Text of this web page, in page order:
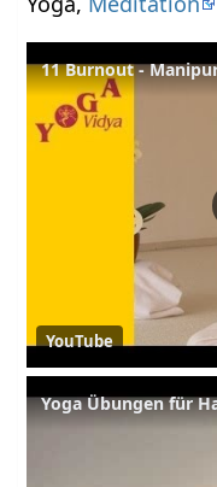
11 Burnout -
YouTube
Yoga Übungen für